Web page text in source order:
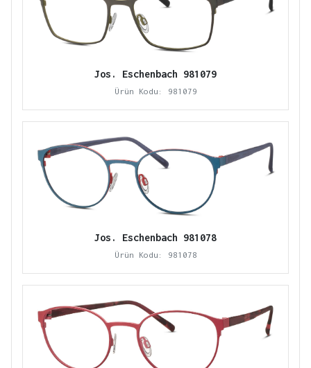
Jos. Eschenbach 981079
Ürün Kodu: 981079
Jos. Eschenbach 981078
Ürün Kodu: 981078